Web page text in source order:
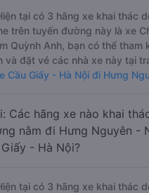
tại có 3 hãng xe khai thác
trên tuyến đường này là xe
Quỳnh Anh, bạn có thể tham
và đặt vé các nhà xe này tại
Cầu Giấy - Hà Nội đi Hưng
Các hãng xe nào khai
nằm đi Hưng Nguyên -
- Hà Nội?
tại có 3 hãng xe khai thác